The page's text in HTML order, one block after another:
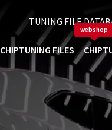
TUNING FILE
CHIPTUNING FILES
webshop